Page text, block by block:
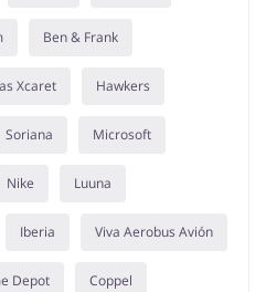
Ben & Frank
Xcaret Hawkers
Soriana Microsoft
Nike Luuna
Iberia Viva Aerobus Avión
Depot Coppel